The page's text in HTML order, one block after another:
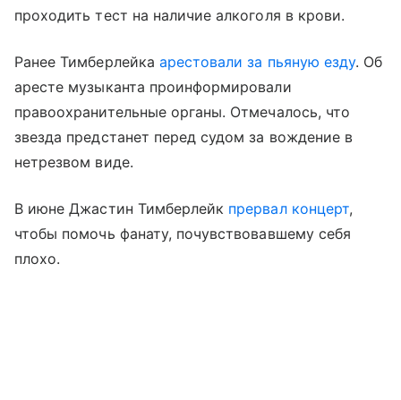
проходить тест на наличие алкоголя в крови.
Ранее Тимберлейка арестовали за пьяную езду. Об
аресте музыканта проинформировали
правоохранительные органы. Отмечалось, что
звезда предстанет перед судом за вождение в
нетрезвом виде.
В июне Джастин Тимберлейк прервал концерт,
чтобы помочь фанату, почувствовавшему себя
плохо.